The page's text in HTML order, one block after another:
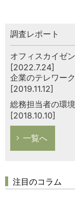
調査レポート
オフィスカイゼ
[2022.7.24]
企業のテレワー
[2019.11.12]
総務担当者の環
[2018.10.10]
一覧へ
注目のコラム